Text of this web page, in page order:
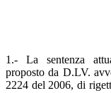
1.- La sentenza
proposto da D.LV.
2224 del 2006, di